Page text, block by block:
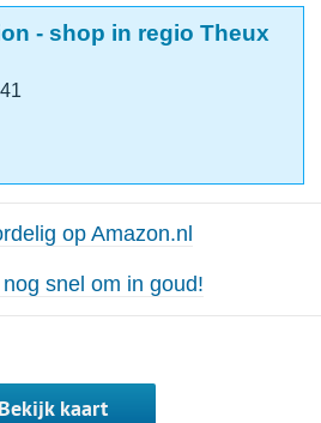
- shop in regio Theux
op Amazon.nl
snel om in goud!
Bekijk kaart